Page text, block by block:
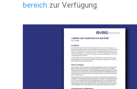
be­reich zur Verfügung.